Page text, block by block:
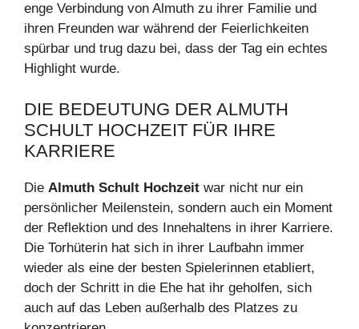
enge Verbindung von Almuth zu ihrer Familie und
ihren Freunden war während der Feierlichkeiten
spürbar und trug dazu bei, dass der Tag ein echtes
Highlight wurde.
DIE BEDEUTUNG DER ALMUTH
SCHULT HOCHZEIT FÜR IHRE
KARRIERE
Die Almuth Schult Hochzeit war nicht nur ein
persönlicher Meilenstein, sondern auch ein Moment
der Reflektion und des Innehaltens in ihrer Karriere.
Die Torhüterin hat sich in ihrer Laufbahn immer
wieder als eine der besten Spielerinnen etabliert,
doch der Schritt in die Ehe hat ihr geholfen, sich
auch auf das Leben außerhalb des Platzes zu